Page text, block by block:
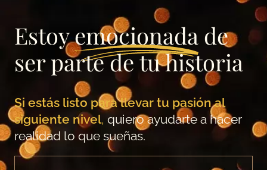
Estoyemocionadade
ser parte de tu historia
Si estás listo para llevar tu pasión al
siguiente nivel, quiero ayudarte a hacer
realidad lo que sueñas.